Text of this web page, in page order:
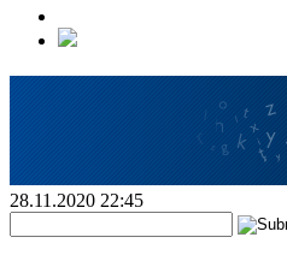
28.11.2020 22:45